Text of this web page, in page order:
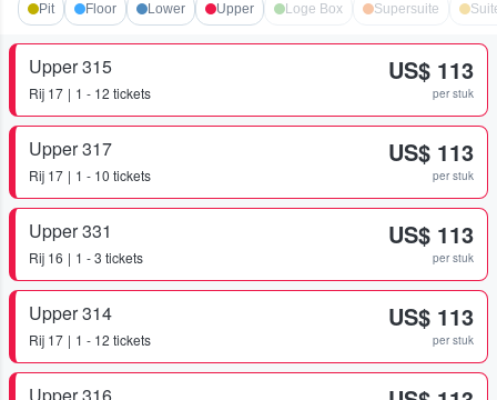
Pit Floor Lower Upper Loge Box Supersuite
Upper 315
Rij 17 1 - 12 tickets
US$ 113
per stuk
Upper 317
Rij 17 1 - 10 tickets
US$ 113
per stuk
Upper 331
Rij 16 1 - 3 tickets
US$ 113
per stuk
Upper 314
Rij 17 1 - 12 tickets
US$ 113
per stuk